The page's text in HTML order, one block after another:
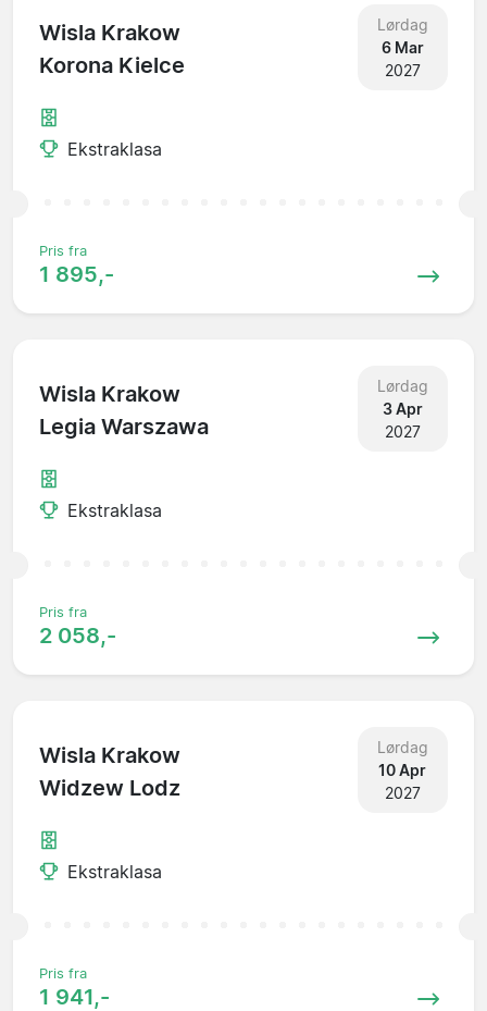
Wisla Krakow
Korona Kielce
Lørdag
6 Mar
2027
Ekstraklasa
Pris fra
1 895,-
Wisla Krakow
Legia Warszawa
Lørdag
3 Apr
2027
Ekstraklasa
Pris fra
2 058,-
Wisla Krakow
Widzew Lodz
Lørdag
10 Apr
2027
Ekstraklasa
Pris fra
1 941,-